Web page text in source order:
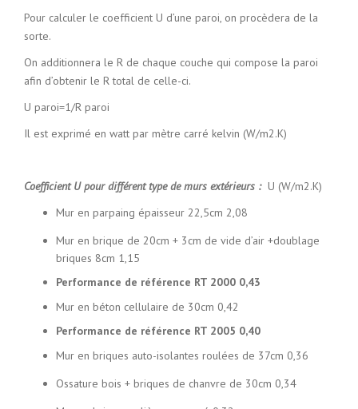
Pour calculer le coefficient U d’une paroi, on procèdera de la
sorte.
On additionnera le R de chaque couche qui compose la paroi
afin d’obtenir le R total de celle-ci.
U paroi=1/R paroi
Il est exprimé en watt par mètre carré kelvin (W/m2.K)
Coefficient U pour différent type de murs extérieurs :U (W/m2.K)
Mur en parpaing épaisseur 22,5cm 2,08
Mur en brique de 20cm + 3cm de vide d’air +doublage
briques 8cm 1,15
Performance de référence RT 2000 0,43
Mur en béton cellulaire de 30cm 0,42
Performance de référence RT 2005 0,40
Mur en briques auto-isolantes roulées de 37cm 0,36
Ossature bois + briques de chanvre de 30cm 0,34